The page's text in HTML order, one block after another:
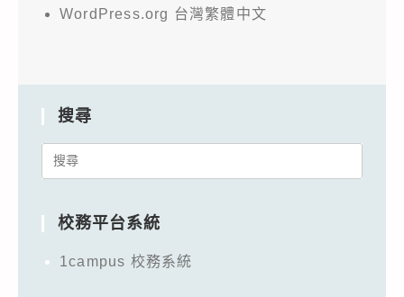
WordPress.org 台灣繁體中文
搜尋
Search
校務平台系統
1campus 校務系統